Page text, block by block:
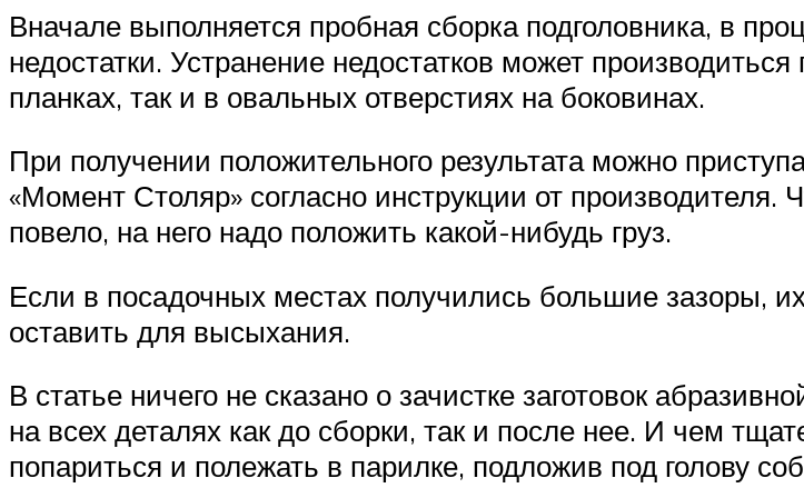
Вначале выполняется пробная сборка подголовника, в
недостатки. Устранение недостатков может
планках, так и в овальных отверстиях на боковинах.
При получении положительного результата можно
«Момент Столяр» согласно инструкции от
повело, на него надо положить какой-нибудь груз.
Если в посадочных местах получились большие зазоры,
оставить для высыхания.
В статье ничего не сказано о зачистке заготовок
на всех деталях как до сборки, так и после нее. И чем
попариться и полежать в парилке, подложив под голову